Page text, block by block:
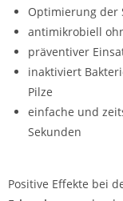
Optimierung der
antimikrobiell
präventiver
inaktiviert
Pilze
einfache und
Sekunden
Positive Effekte bei